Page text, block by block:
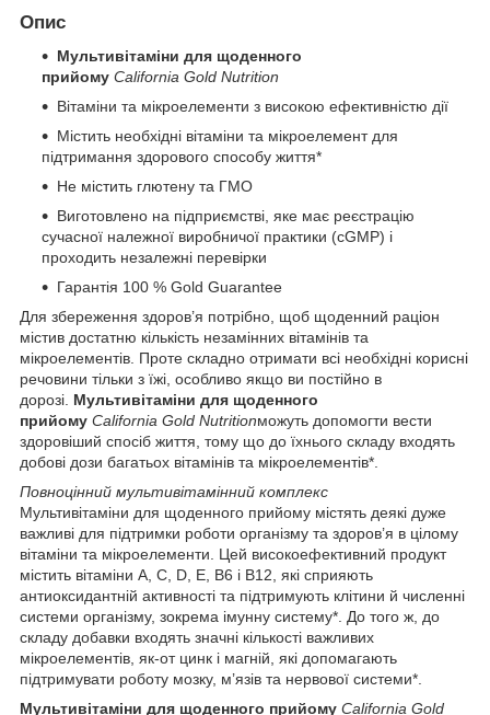
Опис
Мультивітаміни для щоденного
прийому California Gold Nutrition
Вітаміни та мікроелементи з високою ефективністю дії
Містить необхідні вітаміни та мікроелемент для
підтримання здорового способу життя*
Не містить глютену та ГМО
Виготовлено на підприємстві, яке має реєстрацію
сучасної належної виробничої практики (cGMP) і
проходить незалежні перевірки
Гарантія 100 % Gold Guarantee
Для збереження здоров’я потрібно, щоб щоденний раціон
містив достатню кількість незамінних вітамінів та
мікроелементів. Проте складно отримати всі необхідні корисні
речовини тільки з їжі, особливо якщо ви постійно в
дорозі. Мультивітаміни для щоденного
прийому California Gold Nutritionможуть допомогти вести
здоровіший спосіб життя, тому що до їхнього складу входять
добові дози багатьох вітамінів та мікроелементів*.
Повноцінний мультивітамінний комплекс
Мультивітаміни для щоденного прийому містять деякі дуже
важливі для підтримки роботи організму та здоров’я в цілому
вітаміни та мікроелементи. Цей високоефективний продукт
містить вітаміни A, C, D, E, B6 і B12, які сприяють
антиоксидантній активності та підтримують клітини й численні
системи організму, зокрема імунну систему*. До того ж, до
складу добавки входять значні кількості важливих
мікроелементів, як-от цинк і магній, які допомагають
підтримувати роботу мозку, м’язів та нервової системи*.
Мультивітаміни для щоденного прийому California Gold